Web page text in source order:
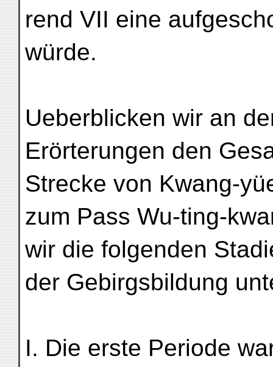
rend VII eine
würde.
Ueberblicken wir an
Erörterungen den
Strecke von Kwang-
zum Pass Wu-ting-
wir die folgenden
der Gebirgsbildung
I. Die erste Periode